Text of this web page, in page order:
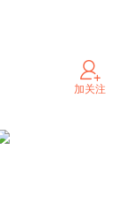
加关注